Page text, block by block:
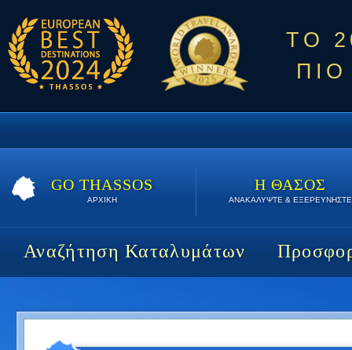
ΤΟ
GO THASSOS
ΑΡΧΙΚΗ
Η ΘΑΣΟΣ
ΑΝΑΚΑΛΥΨΤΕ & ΕΞΕΡΕΥΝΗΣΤΕ
Αναζήτηση Καταλυμάτων
Niki Apartments | 7 διαν/σεις | 910 €